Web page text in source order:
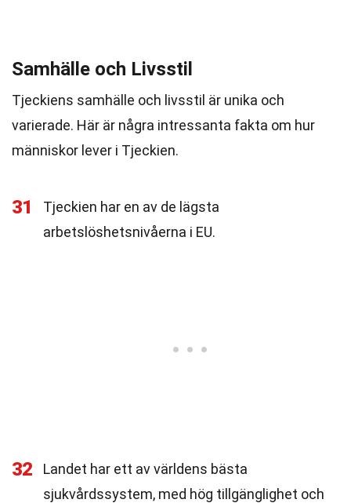
Samhälle och Livsstil
Tjeckiens samhälle och livsstil är unika och
varierade. Här är några intressanta fakta om hur
människor lever i Tjeckien.
31
Tjeckien har en av de lägsta
arbetslöshetsnivåerna i EU.
32
Landet har ett av världens bästa
sjukvårdssystem, med hög tillgänglighet och